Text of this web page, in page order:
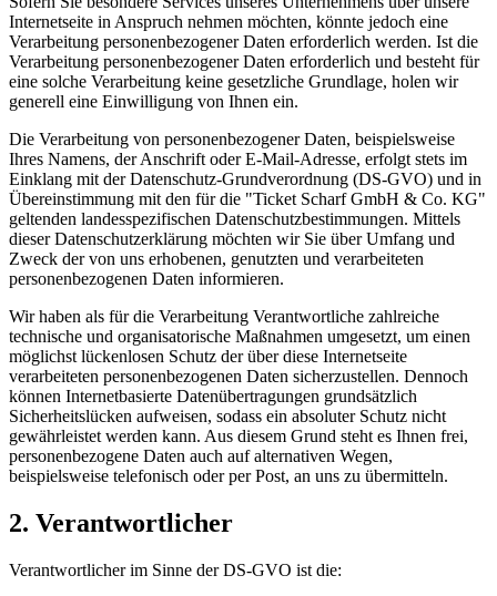
Internetseite in Anspruch nehmen möchten, könnte jedoch eine
Verarbeitung personenbezogener Daten erforderlich werden. Ist die
Verarbeitung personenbezogener Daten erforderlich und besteht für
eine solche Verarbeitung keine gesetzliche Grundlage, holen wir
generell eine Einwilligung von Ihnen ein.
Die Verarbeitung von personenbezogener Daten, beispielsweise
Ihres Namens, der Anschrift oder E-Mail-Adresse, erfolgt stets im
Einklang mit der Datenschutz-Grundverordnung (DS-GVO) und in
Übereinstimmung mit den für die "Ticket Scharf GmbH & Co. KG"
geltenden landesspezifischen Datenschutzbestimmungen. Mittels
dieser Datenschutzerklärung möchten wir Sie über Umfang und
Zweck der von uns erhobenen, genutzten und verarbeiteten
personenbezogenen Daten informieren.
Wir haben als für die Verarbeitung Verantwortliche zahlreiche
technische und organisatorische Maßnahmen umgesetzt, um einen
möglichst lückenlosen Schutz der über diese Internetseite
verarbeiteten personenbezogenen Daten sicherzustellen. Dennoch
können Internetbasierte Datenübertragungen grundsätzlich
Sicherheitslücken aufweisen, sodass ein absoluter Schutz nicht
gewährleistet werden kann. Aus diesem Grund steht es Ihnen frei,
personenbezogene Daten auch auf alternativen Wegen,
beispielsweise telefonisch oder per Post, an uns zu übermitteln.
2. Verantwortlicher
Verantwortlicher im Sinne der DS-GVO ist die: